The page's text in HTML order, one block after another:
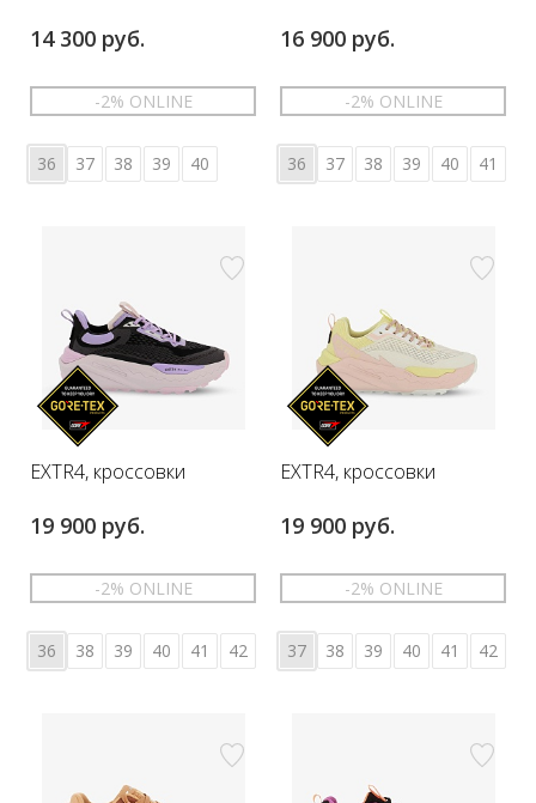
14 300 руб.
-2% ONLINE
36 37 38 39 40
16 900 руб.
-2% ONLINE
36 37 38 39 40 41
EXTR4, кроссовки
19 900 руб.
-2% ONLINE
36 38 39 40 41 42
EXTR4, кроссовки
19 900 руб.
-2% ONLINE
37 38 39 40 41 42